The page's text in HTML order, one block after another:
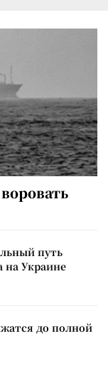
путь
на Украине
до полной